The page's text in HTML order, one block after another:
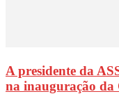
A presidente da
na inauguração